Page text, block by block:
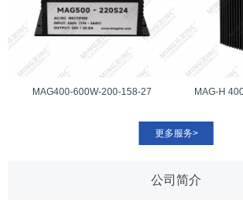
MAG400-600W-200-158-27 MAG-H
更多服务>
公司简介